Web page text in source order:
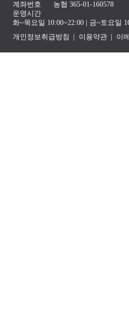
계좌번호
농협 365-01-160578
운영시간
화~목요일 10:00~22:00 | 금~토요일
개인정보취급방침
이용약관 이